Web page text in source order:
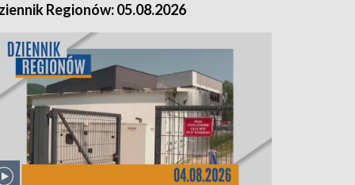
Regionów: 05.08.2026